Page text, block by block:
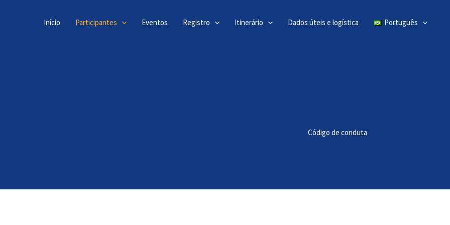
Início Participantes Eventos Registro Itinerário Dados úteis e logística Português
Código de conduta